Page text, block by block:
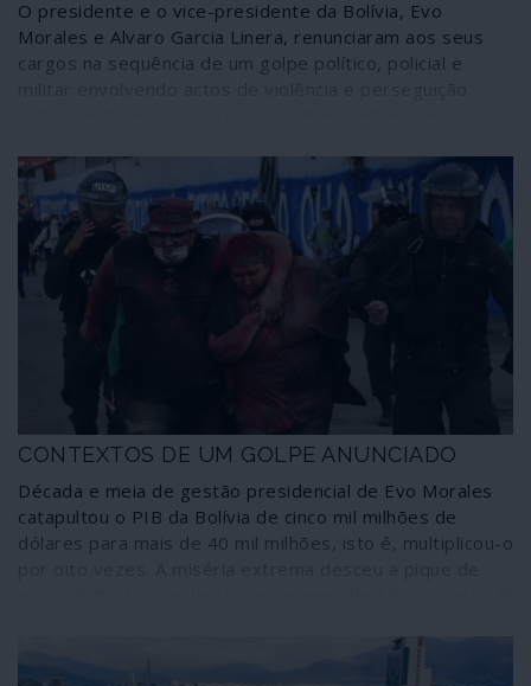
O presidente e o vice-presidente da Bolívia, Evo
Morales e Alvaro Garcia Linera, renunciaram aos seus
cargos na sequência de um golpe político, policial e
legítimas, livres e democráticas. Em todo o
desenvolvimento do processo, iniciado muito antes do
acto eleitoral, estiveram sectores directamente
patrocinados pela embaixada dos Estados Unidos em La
Paz.
CONTEXTOS DE UM GOLPE ANUNCIADO
Década e meia de gestão presidencial de Evo Morales
catapultou o PIB da Bolívia de cinco mil milhões de
dólares para mais de 40 mil milhões, isto é, multiplicou-o
cento. O sistema político colonial transformou-se num